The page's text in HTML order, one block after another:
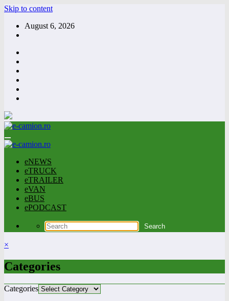
Skip to content
August 6, 2026
eNEWS
eTRUCK
eTRAILER
eVAN
eBUS
ePODCAST
×
Categories
Categories